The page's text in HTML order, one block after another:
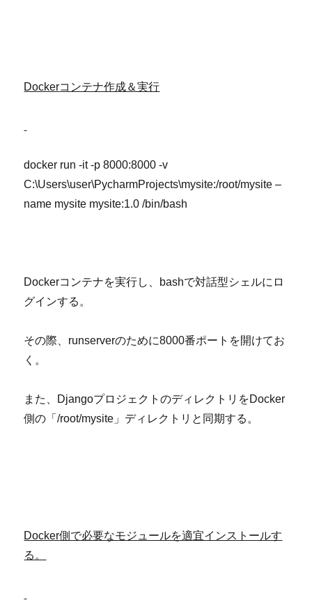
Dockerコンテナ作成＆実行
docker run -it -p 8000:8000 -v
C:\Users\user\PycharmProjects\mysite:/root/mysite –
name mysite mysite:1.0 /bin/bash
Dockerコンテナを実行し、bashで対話型シェルにロ
グインする。
その際、runserverのために8000番ポートを開けてお
く。
また、DjangoプロジェクトのディレクトリをDocker
側の「/root/mysite」ディレクトリと同期する。
Docker側で必要なモジュールを適宜インストールす
る。